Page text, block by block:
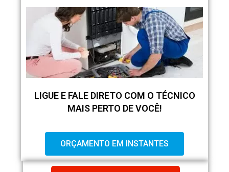
LIGUE E FALE DIRETO COM O TÉCNICO
MAIS PERTO DE VOCÊ!
ORÇAMENTO EM INSTANTES